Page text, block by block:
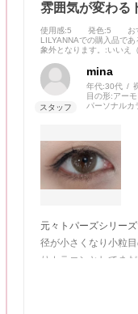
雰囲気が変わる
使用感:5 発色:5 お
LILYANNAでの購入品で
象外となります。
:いいえ
mina
年代:30代
目の形:アー
パーソナルカ
元々トパーズシリー
径が小さくなり小粒
りカラコンとしてま
う方にとてもオスス